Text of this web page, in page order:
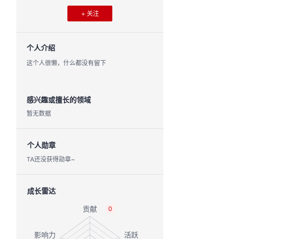
+ 关注
个人介绍
这个人很懒，什么都没有留下
感兴趣或擅长的领域
暂无数据
个人勋章
TA还没获得勋章~
成长雷达
0